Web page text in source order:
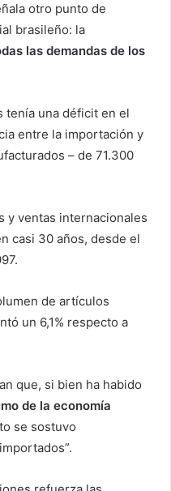
otro punto de
brasileño: la
las demandas de los
tenía una déficit en el
entre la importación y
– de 71.300
y ventas internacionales
casi 30 años, desde el
de artículos
un 6,1% respecto a
que, si bien ha habido
de la economía
se sostuvo